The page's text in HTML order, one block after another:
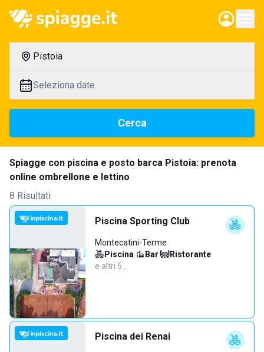
Pistoia
Seleziona date
Cerca
Spiagge con piscina e posto barca Pistoia: prenota
online ombrellone e lettino
8 Risultati
Piscina Sporting Club
Montecatini-Terme
Piscina· Bar· Ristorante·
e altri 5…
Piscina dei Renai